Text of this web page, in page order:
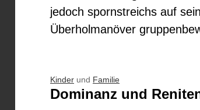
jedoch spornstreichs auf
Überholmanöver
Kinder und Familie
Dominanz und